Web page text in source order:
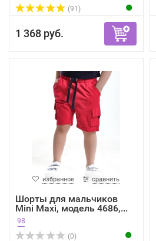
(91)
1 368 руб.
избранное сравнить
Шорты для мальчиков
Mini Maxi, модель 4686,...
98
(0)